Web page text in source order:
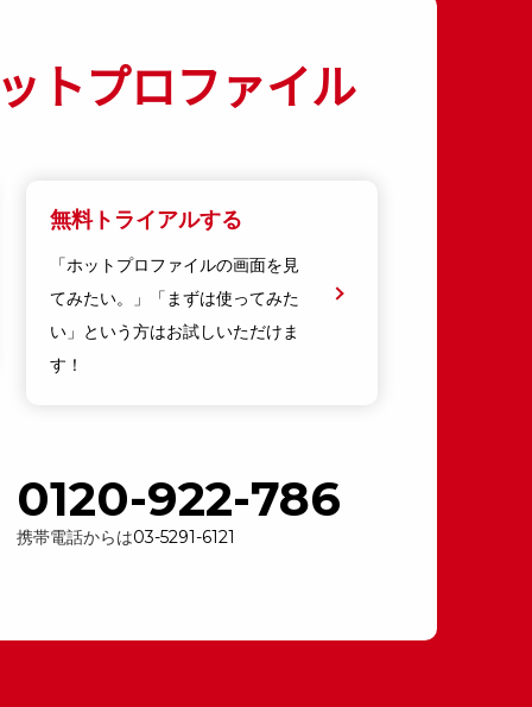
トプロファイル
無料トライアルする
「ホットプロファイルの画面を見
てみたい。」「まずは使ってみた
い」という方はお試しいただけま
す！
0120-922-786
携帯電話からは03-5291-6121